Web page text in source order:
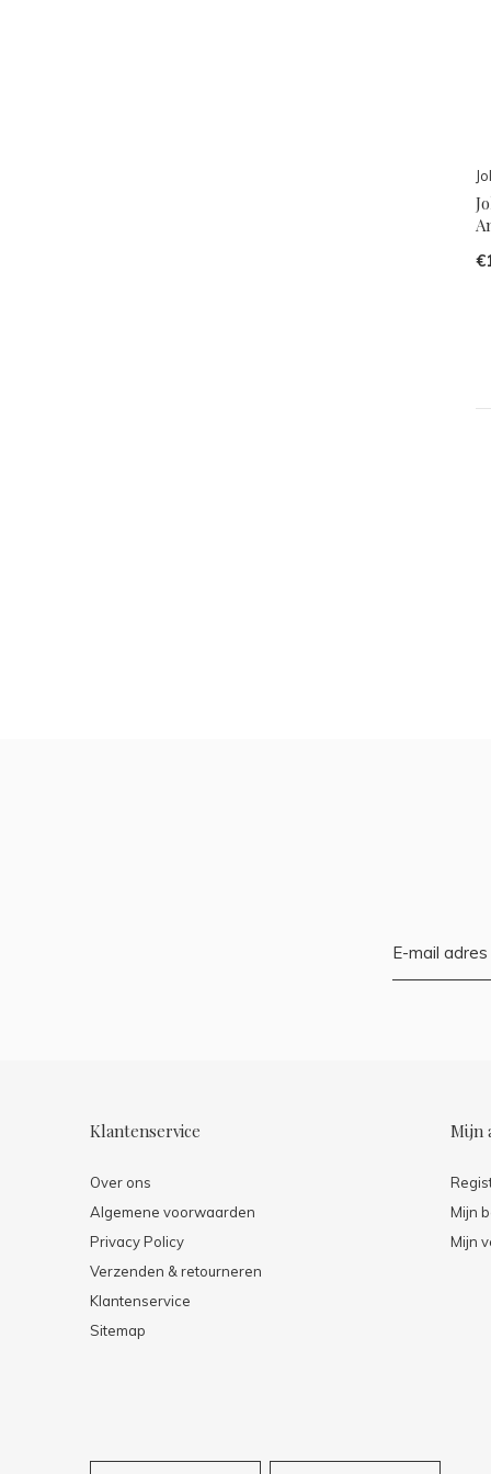
Klantenservice
Over ons
Algemene voorwaarden
Privacy Policy
Verzenden & retourneren
Klantenservice
Sitemap
Mijn
Mijn
Mijn